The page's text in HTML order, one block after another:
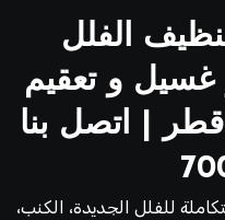
الفلل
غسيل و تعقيم
| اتصل بنا
للفلل الجديدة، الكنب،